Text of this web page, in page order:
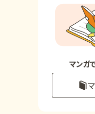
事務所について
お客様からの感謝
マンガ